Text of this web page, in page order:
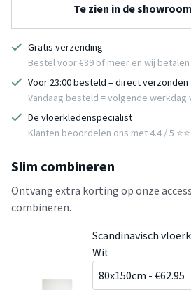
Te zien in de
Gratis verzending
Bestel voor €89 of meer en wij
Voor 23:00 besteld = direct verzonden
Vandaag besteld = volgende werkdag
De vloerkledenspecialist
Klanten beoordelen ons met 4.4 / 5
Slim combineren
Ontvang extra korting op onze
combineren.
Scandinavisch
Wit